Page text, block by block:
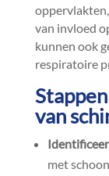
van invloed
kunnen ook
respiratoire
van
met